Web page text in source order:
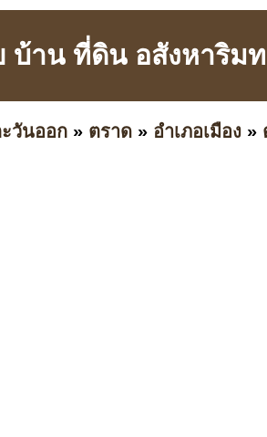
บ้าน ที่ดิน อสังหาริมท
วันออก » ตราด » อำเภอเมือง »